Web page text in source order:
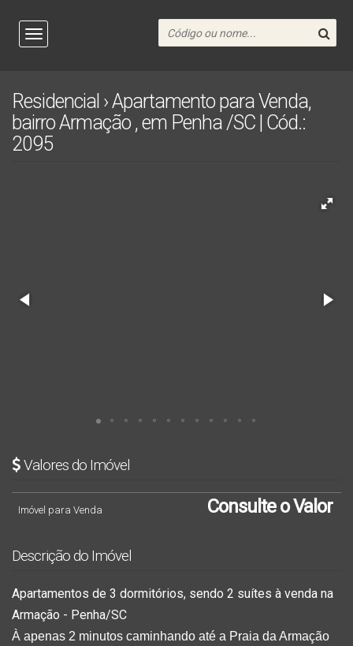
Residencial › Apartamento para Venda,
bairro Armação , em Penha /SC | Cód.:
2095
Valores do Imóvel
Consulte o Valor
Imóvel para Venda
Descrição do Imóvel
Apartamentos de 3 dormitórios, sendo 2 suítes à venda na
Armação - Penha/SC
À apenas 2 minutos caminhando até a Praia da Armação